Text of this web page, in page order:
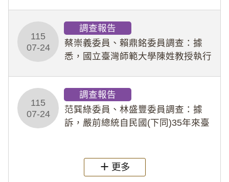
行拍攝特定樣態性影像並以手機傳送
劉師。該生因畏懼成
115
07-24
調查報告
蔡崇義委員、賴鼎銘委員調查：據
悉，國立臺灣師範大學陳姓教授執行
術倫理等情案調查報告。(115教調
31)
115
07-24
調查報告
范巽綠委員、林盛豐委員調查：據
訴，嚴前總統自民國(下同)35年來臺
過世後，總統府於89年間函請其家屬
繼續留住
更多